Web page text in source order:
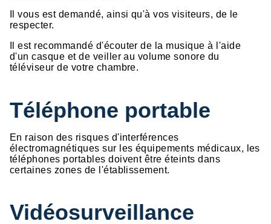
Il vous est demandé, ainsi qu'à vos visiteurs, de le
respecter.
Il est recommandé d'écouter de la musique à l'aide
d'un casque et de veiller au volume sonore du
téléviseur de votre chambre.
Téléphone portable
En raison des risques d'interférences
électromagnétiques sur les équipements médicaux, les
téléphones portables doivent être éteints dans
certaines zones de l'établissement.
Vidéosurveillance